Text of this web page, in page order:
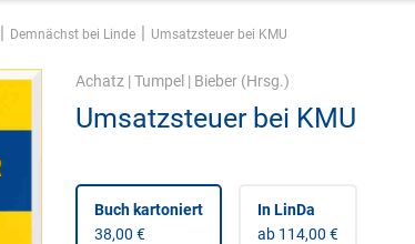
| Demnächst bei Linde | Umsatzsteuer bei KMU
Achatz| Tumpel | Bieber(Hrsg.)
Umsatzsteuer bei KMU
Buch kartoniert
38,00 €
In LinDa
ab 114,00 €